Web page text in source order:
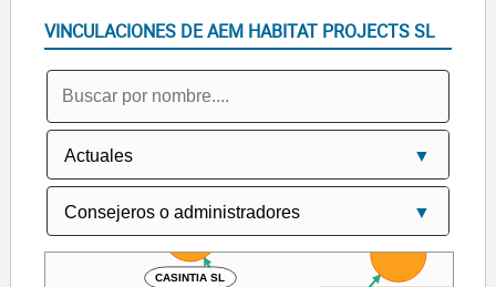
VINCULACIONES DE AEM HABITAT PROJECTS SL
CASINTIA SL